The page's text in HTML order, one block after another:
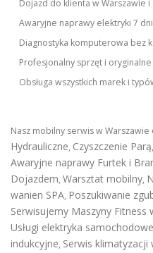
Dojazd do klienta w Warszawie i
Awaryjne naprawy elektryki 7
Diagnostyka komputerowa bez
Profesjonalny sprzęt i oryginalne
Obsługa wszystkich marek i
Nasz mobilny serwis w Warszawie
Hydrauliczne, Czyszczenie Parą,
Awaryjne naprawy Furtek i
Dojazdem, Warsztat mobilny,
wanien SPA, Poszukiwanie
Serwisujemy Maszyny Fitness
Usługi elektryka
indukcyjne, Serwis klimatyzacji